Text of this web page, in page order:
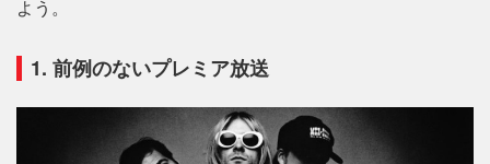
よう。
1. 前例のないプレミア放送